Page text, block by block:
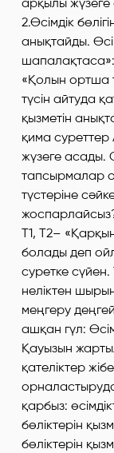
2.Өсімдік
анықтайды.
шапалақтаса»:
«Қолын ортша
түсін айтуда
қызметін
қима
жүзеге асады.
тапсырмалар
түстеріне
Т1, Т2–
болады деп
суретке
неліктен
меңгеру
ашқан гүл:
Қауызын
қателіктер
қарбыз:
бөліктерін
бөліктерін